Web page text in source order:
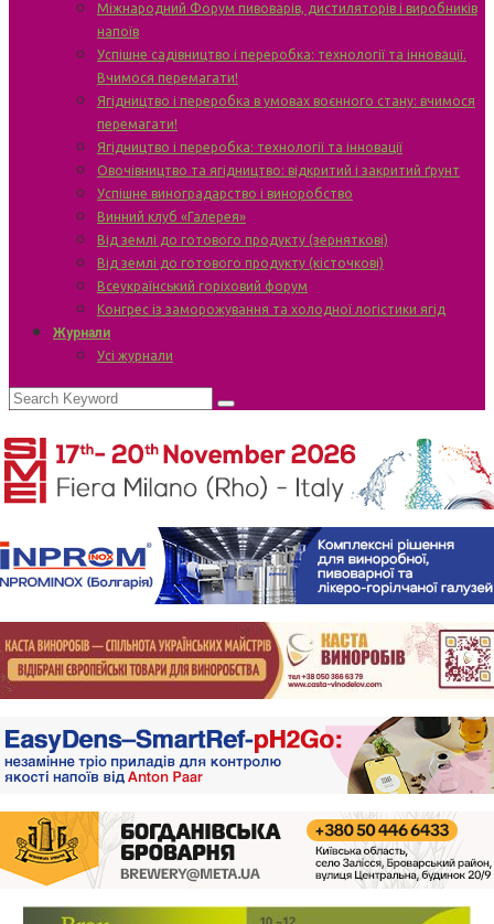
Міжнародний Форум пивоварів, дистиляторів і виробників
напоїв
Успішне садівництво і переробка: технології та інновації.
Вчимося перемагати!
Ягідництво і переробка в умовах воєнного стану: вчимося
перемагати!
Ягідництво і переробка: технології та інновації
Овочівництво та ягідництво: відкритий і закритий ґрунт
Успішне виноградарство і виноробство
Винний клуб «Галерея»
Від землі до готового продукту (зерняткові)
Від землі до готового продукту (кісточкові)
Всеукраїнський горіховий форум
Конгрес із заморожування та холодної логістики ягід
Журнали
Усі журнали